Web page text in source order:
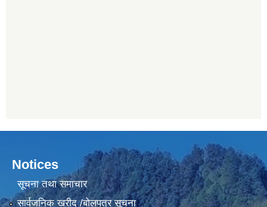
Notices
सूचना तथा समाचार
सार्वजनिक खरीद /बोलपत्र सूचना